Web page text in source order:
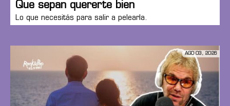
Que sepan quererte bien
Lo que necesitás para salir a pelearla.
AGO 03, 2026